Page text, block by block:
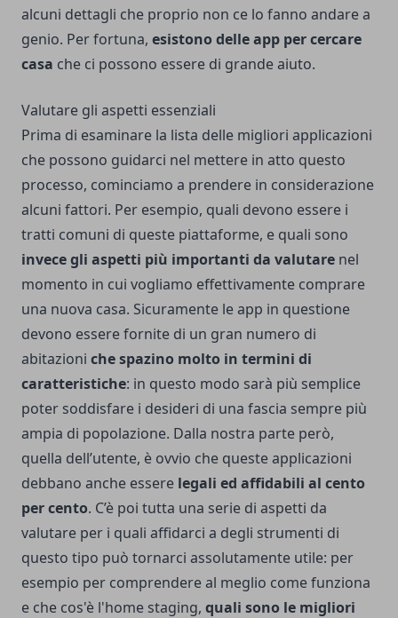
alcuni dettagli che proprio non ce lo fanno andare a
genio. Per fortuna, esistono delle app per cercare
casa che ci possono essere di grande aiuto.
Valutare gli aspetti essenziali
Prima di esaminare la lista delle migliori applicazioni
che possono guidarci nel mettere in atto questo
processo, cominciamo a prendere in considerazione
alcuni fattori. Per esempio, quali devono essere i
tratti comuni di queste piattaforme, e quali sono
invece gli aspetti più importanti da valutare nel
momento in cui vogliamo effettivamente comprare
una nuova casa. Sicuramente le app in questione
devono essere fornite di un gran numero di
abitazioni che spazino molto in termini di
caratteristiche: in questo modo sarà più semplice
poter soddisfare i desideri di una fascia sempre più
ampia di popolazione. Dalla nostra parte però,
quella dell’utente, è ovvio che queste applicazioni
debbano anche essere legali ed affidabili al cento
per cento. C’è poi tutta una serie di aspetti da
valutare per i quali affidarci a degli strumenti di
questo tipo può tornarci assolutamente utile: per
esempio per comprendere al meglio come funziona
e che cos'è l'home staging, quali sono le migliori